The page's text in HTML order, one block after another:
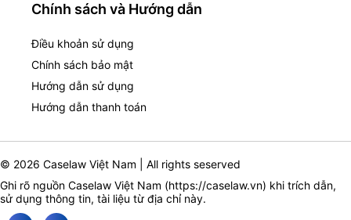
Chính sách và Hướng dẫn
Điều khoản sử dụng
Chính sách bảo mật
Hướng dẫn sử dụng
Hướng dẫn thanh toán
© 2026 Caselaw Việt Nam | All rights seserved
Ghi rõ nguồn Caselaw Việt Nam (https://caselaw.vn) khi trích dẫn,
sử dụng thông tin, tài liệu từ địa chỉ này.